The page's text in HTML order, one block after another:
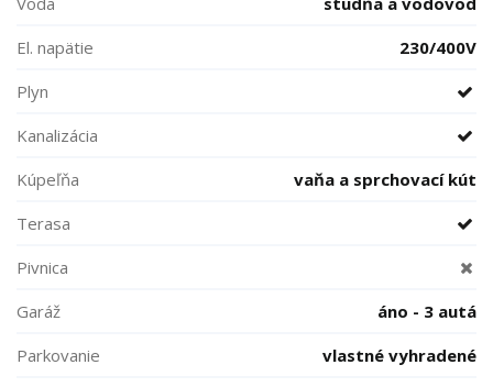
El. napätie
230/400V
Plyn
Kanalizácia
Kúpeľňa
vaňa a sprchovací kút
Terasa
Pivnica
Garáž
áno - 3 autá
Parkovanie
vlastné vyhradené